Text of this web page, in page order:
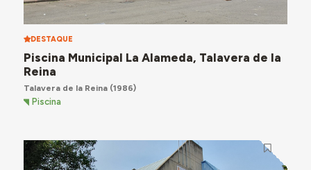
DESTAQUE
Piscina Municipal La Alameda, Talavera de la
Reina
Talavera de la Reina(1986)
Piscina